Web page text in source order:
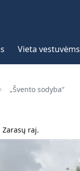
Vieta vestuvėms
„Švento sodyba“
Zarasų raj.